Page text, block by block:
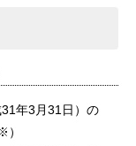
年3月31日）の